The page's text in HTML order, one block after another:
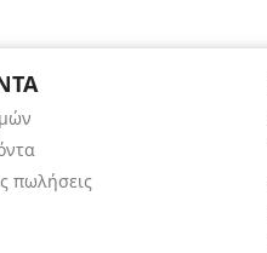
πωλήσεις